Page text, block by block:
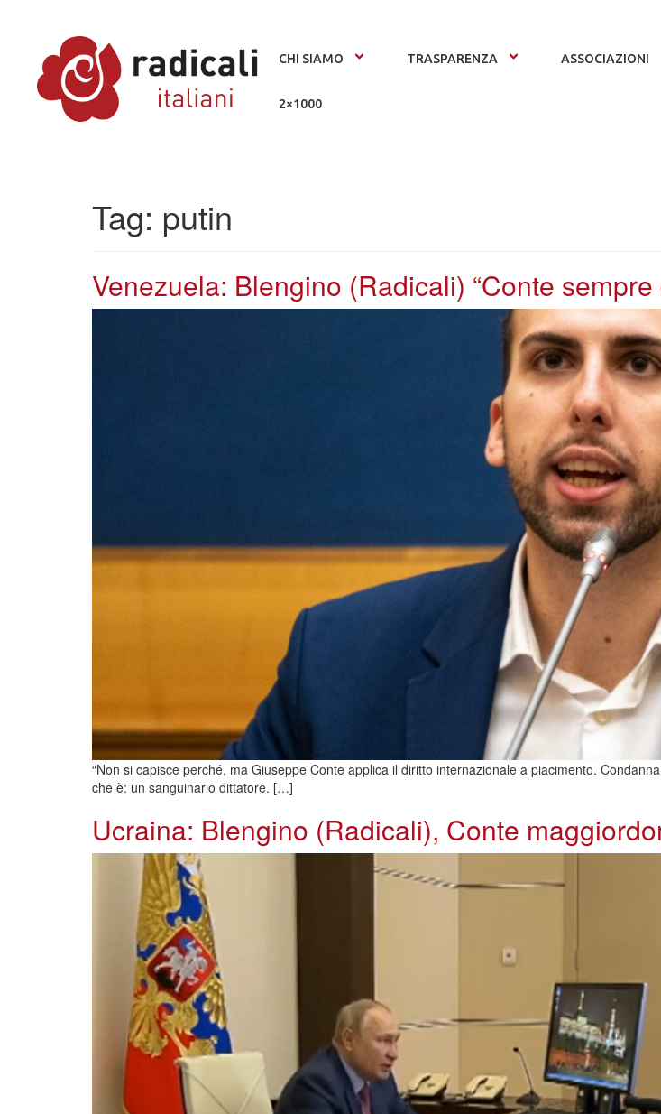
CHI SIAMO TRASPARENZA ASSOCIAZIONI
2×1000
Tag: putin
Venezuela: Blengino (Radicali) “Conte
“Non si capisce perché, ma Giuseppe Conte applica il diritto internazionale a piacimento.
che è: un sanguinario dittatore. […]
Ucraina: Blengino (Radicali), Conte